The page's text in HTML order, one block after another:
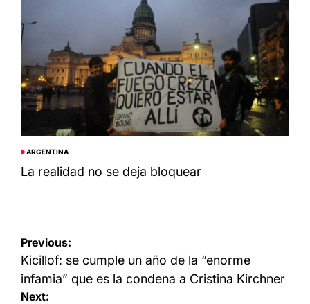
POSTED
IN
ARGENTINA
La realidad no se deja bloquear
Navegación
de
entradas
Previous:
Kicillof: se cumple un año de la “enorme
infamia” que es la condena a Cristina Kirchner
Next: